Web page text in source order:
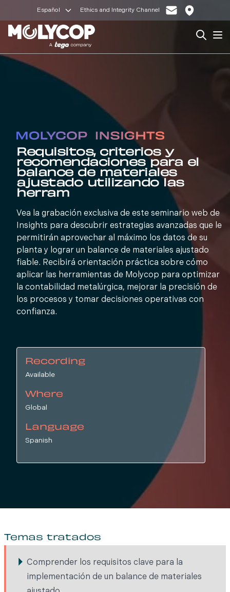
Español Ethics and Integrity Channel
Search
Requisitos, criterios y
recomendaciones para el
balance de materiales
ajustado utilizando las
herram
Vea la grabación exclusiva de este seminario web de
Insights para descubrir estrategias avanzadas que le
permitirán aprovechar al máximo los datos de su
planta y lograr un balance de materiales ajustado
fiable. Recibirá orientación práctica sobre cómo
aplicar las herramientas de Molycop para optimizar
la contabilidad metalúrgica, mejorar la precisión de
los procesos y tomar decisiones operativas con
confianza.
Recording
Available
Where
Global
Language
Spanish
Temas tratados
Comprender los requisitos clave para la
implementación de un balance de materiales